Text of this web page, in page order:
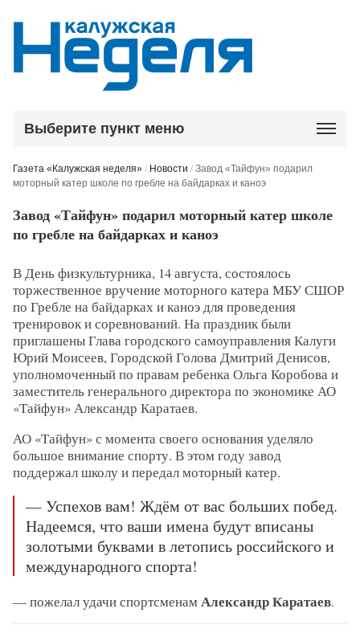
Выберите пункт меню
Газета «Калужская неделя» / Новости /Завод «Тайфун» подарил
моторный катер школе по гребле на байдарках и каноэ
Завод «Тайфун» подарил моторный катер школе
по гребле на байдарках и каноэ
В День физкультурника, 14 августа, состоялось
торжественное вручение моторного катера МБУ СШОР
по Гребле на байдарках и каноэ для проведения
тренировок и соревнований. На праздник были
приглашены Глава городского самоуправления Калуги
Юрий Моисеев, Городской Голова Дмитрий Денисов,
уполномоченный по правам ребенка Ольга Коробова и
заместитель генерального директора по экономике АО
«Тайфун» Александр Каратаев.
АО «Тайфун» с момента своего основания уделяло
большое внимание спорту. В этом году завод
поддержал школу и передал моторный катер.
— Успехов вам! Ждём от вас больших побед.
Надеемся, что ваши имена будут вписаны
золотыми буквами в летопись российского и
международного спорта!
— пожелал удачи спортсменамАлександр Каратаев.